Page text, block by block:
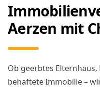
Aerzen mit
Ob geerbtes
behaftete Immobilie –